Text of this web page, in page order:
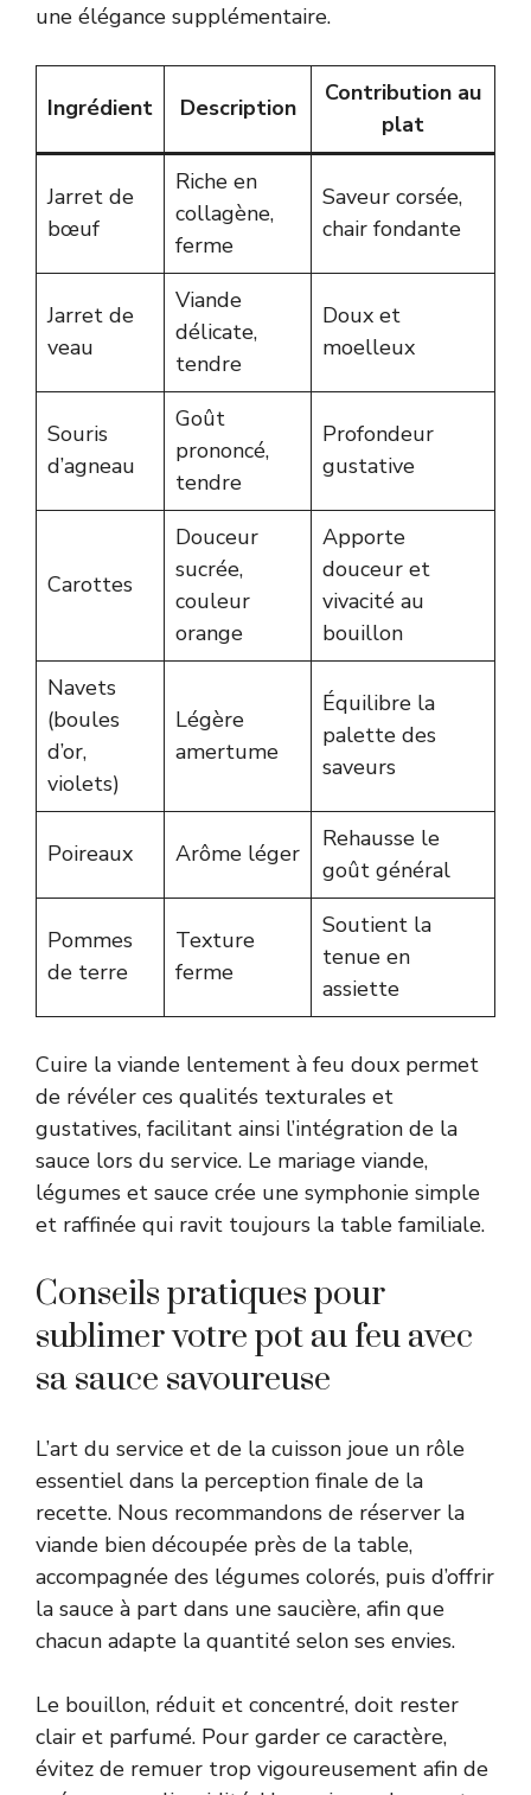
une élégance supplémentaire.
Ingrédient Description
Contribution au
plat
Jarret de
bœuf
Riche en
collagène,
ferme
Saveur corsée,
chair fondante
Jarret de
veau
Viande
délicate,
tendre
Doux et
moelleux
Souris
d’agneau
Goût
prononcé,
tendre
Profondeur
gustative
Carottes
Douceur
sucrée,
couleur
orange
Apporte
douceur et
vivacité au
bouillon
Navets
(boules
d’or,
violets)
Légère
amertume
Équilibre la
palette des
saveurs
Poireaux Arôme léger
Rehausse le
goût général
Pommes
de terre
Texture
ferme
Soutient la
tenue en
assiette
Cuire la viande lentement à feu doux permet
de révéler ces qualités texturales et
gustatives, facilitant ainsi l’intégration de la
sauce lors du service. Le mariage viande,
légumes et sauce crée une symphonie simple
et raffinée qui ravit toujours la table familiale.
Conseils pratiques pour
sublimer votre pot au feu avec
sa sauce savoureuse
L’art du service et de la cuisson joue un rôle
essentiel dans la perception finale de la
recette. Nous recommandons de réserver la
viande bien découpée près de la table,
accompagnée des légumes colorés, puis d’offrir
la sauce à part dans une saucière, afin que
chacun adapte la quantité selon ses envies.
Le bouillon, réduit et concentré, doit rester
clair et parfumé. Pour garder ce caractère,
évitez de remuer trop vigoureusement afin de